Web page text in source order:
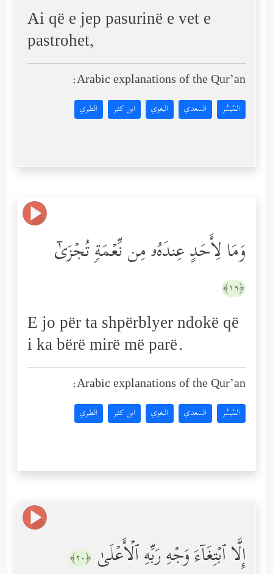
Ai që e jep pasurinë e vet e
pastrohet,
Arabic explanations of the Qur’an:
المُيسَّر السعدي البغوي ابن كثير الطبري
وَمَا لِأَحَدٍ عِندَهُۥ مِن نِّعۡمَةࣲ تُجۡزَىٰۤ
﴿١٩﴾
E jo për ta shpërblyer ndokë që
i ka bërë mirë më parë.
Arabic explanations of the Qur’an:
المُيسَّر السعدي البغوي ابن كثير الطبري
إِلَّا ٱبۡتِغَاۤءَ وَجۡهِ رَبِّهِ ٱلۡأَعۡلَىٰ ﴿٢٠﴾